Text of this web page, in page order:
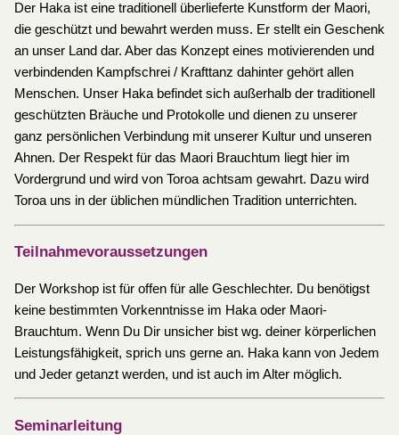
Der Haka ist eine traditionell überlieferte Kunstform der Maori,
die geschützt und bewahrt werden muss. Er stellt ein Geschenk
an unser Land dar. Aber das Konzept eines motivierenden und
verbindenden Kampfschrei / Krafttanz dahinter gehört allen
Menschen. Unser Haka befindet sich außerhalb der traditionell
geschützten Bräuche und Protokolle und dienen zu unserer
ganz persönlichen Verbindung mit unserer Kultur und unseren
Ahnen. Der Respekt für das Maori Brauchtum liegt hier im
Vordergrund und wird von Toroa achtsam gewahrt. Dazu wird
Toroa uns in der üblichen mündlichen Tradition unterrichten.
Teilnahmevoraussetzungen
Der Workshop ist für offen für alle Geschlechter. Du benötigst
keine bestimmten Vorkenntnisse im Haka oder Maori-
Brauchtum. Wenn Du Dir unsicher bist wg. deiner körperlichen
Leistungsfähigkeit, sprich uns gerne an. Haka kann von Jedem
und Jeder getanzt werden, und ist auch im Alter möglich.
Seminarleitung